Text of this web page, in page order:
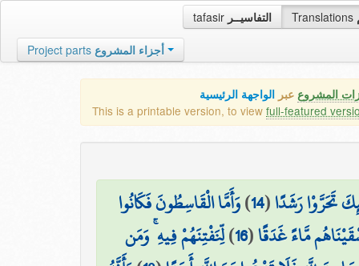
tafasir التفاسيــر Translations
Project parts أجزاء المشروع
المشروع عبر الواجهة الرئيسية
This is a printable version, to view full-featured
تَحَرَّوْا رَشَدًا(
14
)وَأَمَّا الْقَاسِطُونَ فَكَانُوا
مَّاءً غَدَقًا(
16
)لِّنَفْتِنَهُمْ فِيهِ ۚ وَمَن